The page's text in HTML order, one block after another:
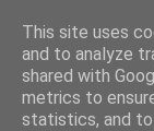
This site uses
and to analyze
shared with
metrics to
statistics, and